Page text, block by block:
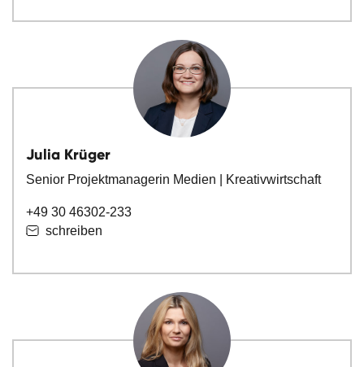
Julia Krüger
Senior Projektmanagerin Medien | Kreativwirtschaft
+49 30 46302-233
schreiben